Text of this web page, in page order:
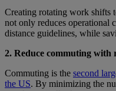
Creating rotating work shifts
not only reduces operational
distance guidelines, while
2. Reduce commuting with
Commuting is the second
the US. By minimizing the